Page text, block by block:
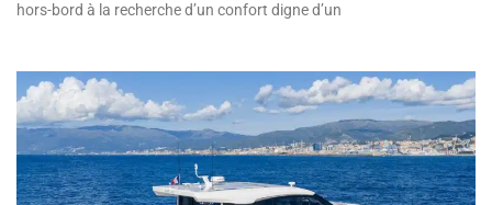
hors-bord à la recherche d’un confort digne d’un